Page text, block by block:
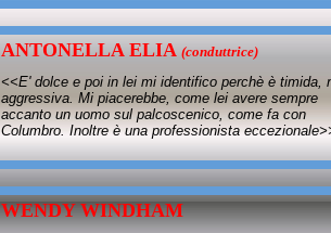
ANTONELLA ELIA (conduttrice)
<<E' dolce e poi in lei mi identifico perchè è timida,
aggressiva. Mi piacerebbe, come lei avere sempre
accanto un uomo sul palcoscenico, come fa con
Columbro. Inoltre è una professionista
WENDY WINDHAM